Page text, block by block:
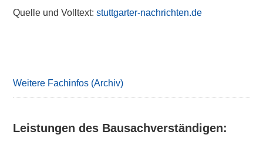
Quelle und Volltext:stuttgarter-nachrichten.de
Weitere Fachinfos (Archiv)
Leistungen des Bausachverständigen: